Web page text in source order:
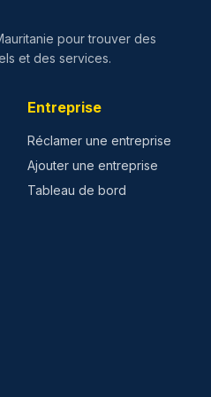
pour trouver des
et des services.
Entreprise
Réclamer une entreprise
Ajouter une entreprise
Tableau de bord